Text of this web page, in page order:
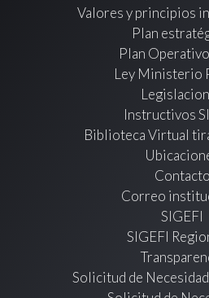
Valores y principios
Plan
Plan
Ley Ministerio
Instructivos
Biblioteca Virtual
Contacto
Correo
SIGEFI
SIGEFI
Solicitud de